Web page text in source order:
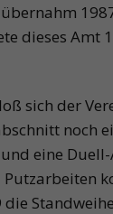
dieses Amt
sich der
noch
eine Duell-